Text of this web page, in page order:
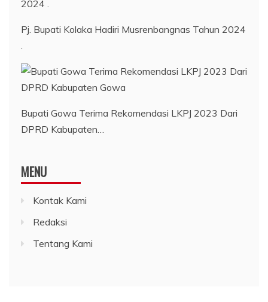
Pj. Bupati Kolaka Hadiri Musrenbangnas Tahun 2024
Bupati Gowa Terima Rekomendasi LKPJ 2023 Dari
DPRD Kabupaten…
MENU
Kontak Kami
Redaksi
Tentang Kami